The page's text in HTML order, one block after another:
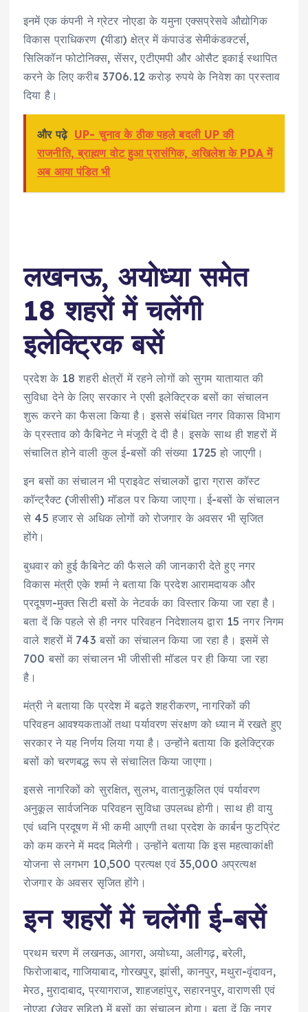
इनमें एक कंपनी ने ग्रेटर नोएडा के यमुना एक्सप्रेसवे औद्योगिक
विकास प्राधिकरण (यीडा) क्षेत्र में कंपाउंड सेमीकंडक्टर्स,
सिलिकॉन फोटोनिक्स, सेंसर, एटीएमपी और ओसैट इकाई स्थापित
करने के लिए करीब 3706.12 करोड़ रुपये के निवेश का प्रस्ताव
दिया है।
और पढ़े UP- चुनाव के ठीक पहले बदली UP की
राजनीति, ब्राह्मण वोट हुआ प्रासंगिक, अखिलेश के PDA में
अब आया पंडित भी
लखनऊ, अयोध्या समेत
18 शहरों में चलेंगी
इलेक्ट्रिक बसें
प्रदेश के 18 शहरी क्षेत्रों में रहने लोगों को सुगम यातायात की
सुविधा देने के लिए सरकार ने एसी इलेक्ट्रिक बसों का संचालन
शुरू करने का फैसला किया है। इससे संबंधित नगर विकास विभाग
के प्रस्ताव को कैबिनेट ने मंजूरी दे दी है। इसके साथ ही शहरों में
संचालित होने वाली कुल ई-बसों की संख्या 1725 हो जाएगी।
इन बसों का संचालन भी प्राइवेट संचालकों द्वारा ग्रास कॉस्ट
कॉन्ट्रैक्ट (जीसीसी) मॉडल पर किया जाएगा। ई-बसों के संचालन
से 45 हजार से अधिक लोगों को रोजगार के अवसर भी सृजित
होंगे।
बुधवार को हुई कैबिनेट की फैसले की जानकारी देते हुए नगर
विकास मंत्री एके शर्मा ने बताया कि प्रदेश आरामदायक और
प्रदूषण-मुक्त सिटी बसों के नेटवर्क का विस्तार किया जा रहा है।
बता दें कि पहले से ही नगर परिवहन निदेशालय द्वारा 15 नगर निगम
वाले शहरों में 743 बसों का संचालन किया जा रहा है। इसमें से
700 बसों का संचालन भी जीसीसी मॉडल पर ही किया जा रहा
है।
मंत्री ने बताया कि प्रदेश में बढ़ते शहरीकरण, नागरिकों की
परिवहन आवश्यकताओं तथा पर्यावरण संरक्षण को ध्यान में रखते हुए
सरकार ने यह निर्णय लिया गया है। उन्होंने बताया कि इलेक्ट्रिक
बसों को चरणबद्ध रूप से संचालित किया जाएगा।
इससे नागरिकों को सुरक्षित, सुलभ, वातानुकूलित एवं पर्यावरण
अनुकूल सार्वजनिक परिवहन सुविधा उपलब्ध होगी। साथ ही वायु
एवं ध्वनि प्रदूषण में भी कमी आएगी तथा प्रदेश के कार्बन फुटप्रिंट
को कम करने में मदद मिलेगी। उन्होंने बताया कि इस महत्वाकांक्षी
योजना से लगभग 10,500 प्रत्यक्ष एवं 35,000 अप्रत्यक्ष
रोजगार के अवसर सृजित होंगे।
इन शहरों में चलेंगी ई-बसें
प्रथम चरण में लखनऊ, आगरा, अयोध्या, अलीगढ़, बरेली,
फिरोजाबाद, गाजियाबाद, गोरखपुर, झांसी, कानपुर, मथुरा-वृंदावन,
मेरठ, मुरादाबाद, प्रयागराज, शाहजहांपुर, सहारनपुर, वाराणसी एवं
नोएडा (जेवर सहित) में बसों का संचालन होगा। बता दें कि नगर